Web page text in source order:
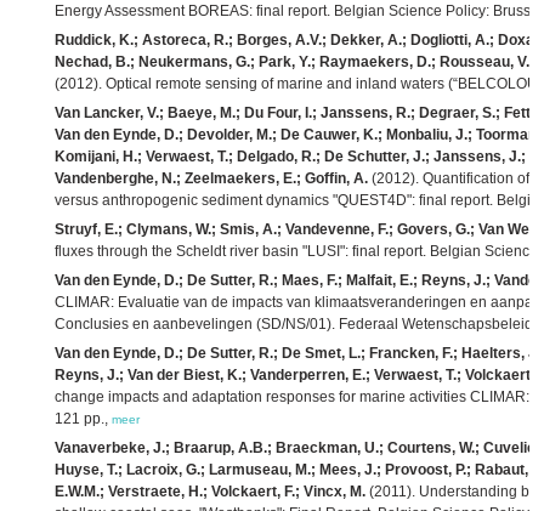
Energy Assessment BOREAS: final report. Belgian Science Policy:
Ruddick, K.; Astoreca, R.; Borges, A.V.; Dekker, A.; Dogliotti, A.;
Nechad, B.; Neukermans, G.; Park, Y.; Raymaekers, D.; Rousseau, V.;
(2012). Optical remote sensing of marine and inland waters
Van Lancker, V.; Baeye, M.; Du Four, I.; Janssens, R.; Degraer, S.;
Van den Eynde, D.; Devolder, M.; De Cauwer, K.; Monbaliu, J.;
Komijani, H.; Verwaest, T.; Delgado, R.; De Schutter, J.; Janssens, J.;
Vandenberghe, N.; Zeelmaekers, E.; Goffin, A. (2012). Quantification of
versus anthropogenic sediment dynamics "QUEST4D": final report.
Struyf, E.; Clymans, W.; Smis, A.; Vandevenne, F.; Govers, G.; Van
fluxes through the Scheldt river basin "LUSI": final report. Belgian
Van den Eynde, D.; De Sutter, R.; Maes, F.; Malfait, E.; Reyns, J.;
CLIMAR: Evaluatie van de impacts van klimaatsveranderingen en
Conclusies en aanbevelingen (SD/NS/01). Federaal Wetenschapsbeleid:
Van den Eynde, D.; De Sutter, R.; De Smet, L.; Francken, F.; Haelters,
Reyns, J.; Van der Biest, K.; Vanderperren, E.; Verwaest, T.; Volckaert,
change impacts and adaptation responses for marine activities CLIMAR:
121 pp., meer
Vanaverbeke, J.; Braarup, A.B.; Braeckman, U.; Courtens, W.;
Huyse, T.; Lacroix, G.; Larmuseau, M.; Mees, J.; Provoost, P.; Rabaut,
E.W.M.; Verstraete, H.; Volckaert, F.; Vincx, M. (2011). Understanding